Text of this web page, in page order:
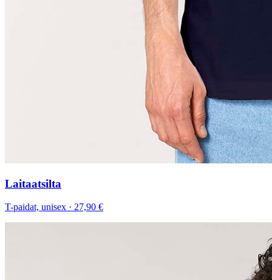
Laitaatsilta
T-paidat, unisex · 27,90 €